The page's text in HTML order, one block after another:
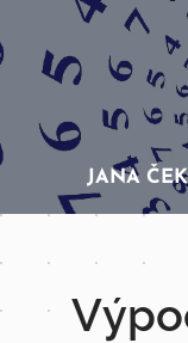
JANA